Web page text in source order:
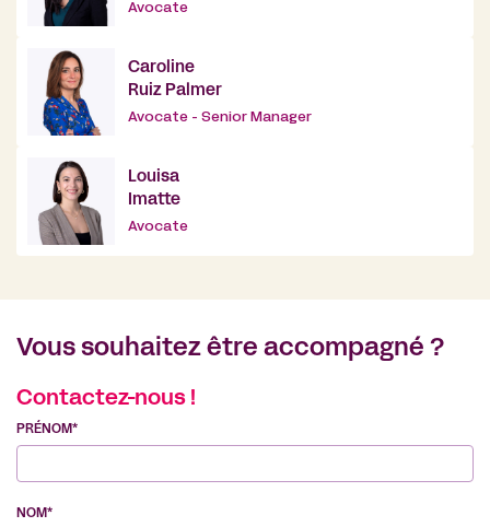
Avocate
Caroline
Ruiz Palmer
Avocate - Senior Manager
Louisa
Imatte
Avocate
Vous souhaitez être accompagné ?
Contactez-nous !
PRÉNOM*
NOM*